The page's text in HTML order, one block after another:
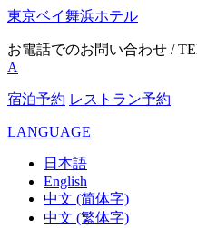
東京ベイ舞浜ホテル
お電話でのお問い合わせ /
A
宿泊予約 レストラン予約
LANGUAGE
日本語
English
中文 (简体字)
中文 (繁体字)